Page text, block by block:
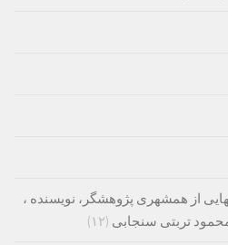
از همشهری پژوهشگر، نویسنده ،
تربتی سنجابی (۱۲)